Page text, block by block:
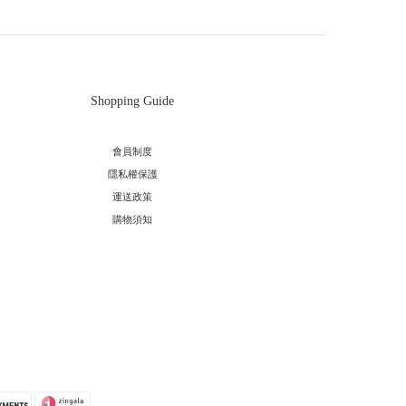
Shopping Guide
會員制度
隱私權保護
運送政策
購物須知